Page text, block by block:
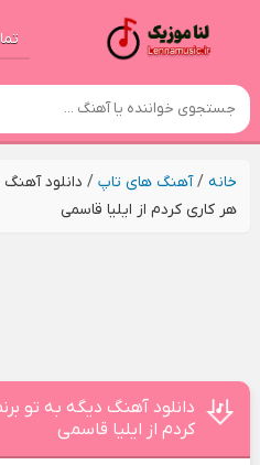
خانه/آهنگ های تاپ/ دانلود
هر کاری کردم از ایلیا قاسمی
دانلود آهنگ دیگه به تو
کردم از ایلیا قاسمی